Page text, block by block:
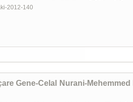
2012-140
Gene-Celal Nurani-Mehemmed